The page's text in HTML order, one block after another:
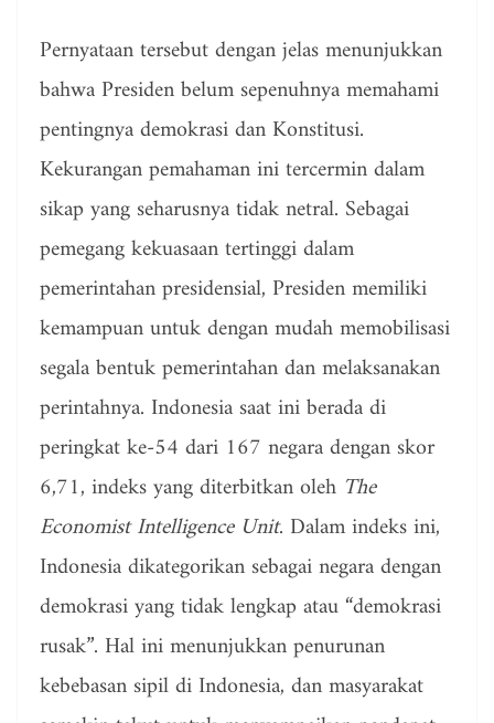
Pernyataan tersebut dengan jelas menunjukkan
bahwa Presiden belum sepenuhnya memahami
pentingnya demokrasi dan Konstitusi.
Kekurangan pemahaman ini tercermin dalam
sikap yang seharusnya tidak netral. Sebagai
pemegang kekuasaan tertinggi dalam
pemerintahan presidensial, Presiden memiliki
kemampuan untuk dengan mudah memobilisasi
segala bentuk pemerintahan dan melaksanakan
perintahnya. Indonesia saat ini berada di
peringkat ke-54 dari 167 negara dengan skor
6,71, indeks yang diterbitkan oleh The
Economist Intelligence Unit. Dalam indeks ini,
Indonesia dikategorikan sebagai negara dengan
demokrasi yang tidak lengkap atau “demokrasi
rusak”. Hal ini menunjukkan penurunan
kebebasan sipil di Indonesia, dan masyarakat